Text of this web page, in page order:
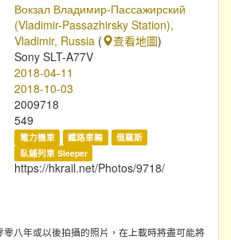
Вокзал Владимир-Пассажирский
(Vladimir-Passazhirsky Station),
Vladimir, Russia ( 查看地圖)
Sony SLT-A77V
2018-04-11
2018-10-03
2009718
549
電力機車 鐵路車輛
俄羅斯
臥鋪列車 Sleeper
https://hkrail.net/Photos/9718/
八年或以後拍攝的照片，在上載時將盡可能將